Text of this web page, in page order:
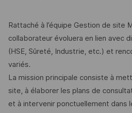
Rattaché à l’équipe Gestion de site
collaborateur évoluera en lien avec
(HSE, Sûreté, Industrie, etc.) et
variés.
La mission principale consiste à
site, à élaborer les plans de
et à intervenir ponctuellement dans